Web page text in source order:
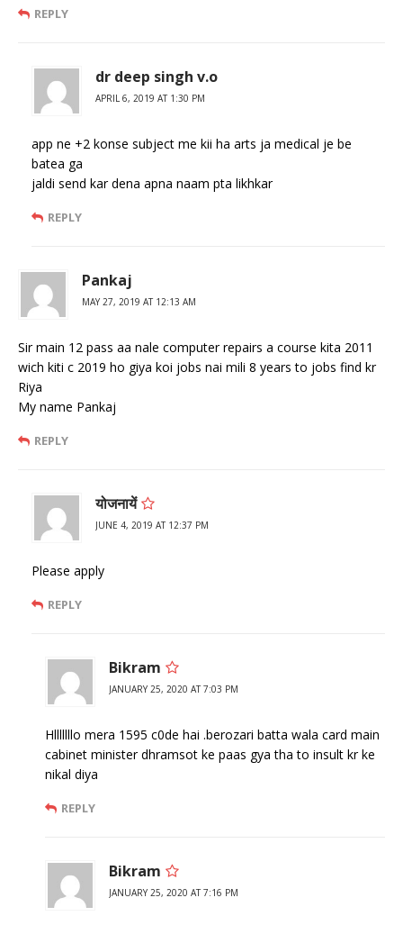
REPLY
dr deep singh v.o
APRIL 6, 2019 AT 1:30 PM
app ne +2 konse subject me kii ha arts ja medical je be
batea ga
jaldi send kar dena apna naam pta likhkar
REPLY
Pankaj
MAY 27, 2019 AT 12:13 AM
Sir main 12 pass aa nale computer repairs a course kita 2011
wich kiti c 2019 ho giya koi jobs nai mili 8 years to jobs find kr
Riya
My name Pankaj
REPLY
योजनायें
JUNE 4, 2019 AT 12:37 PM
Please apply
REPLY
Bikram
JANUARY 25, 2020 AT 7:03 PM
Hlllllllo mera 1595 c0de hai .berozari batta wala card main
cabinet minister dhramsot ke paas gya tha to insult kr ke
nikal diya
REPLY
Bikram
JANUARY 25, 2020 AT 7:16 PM